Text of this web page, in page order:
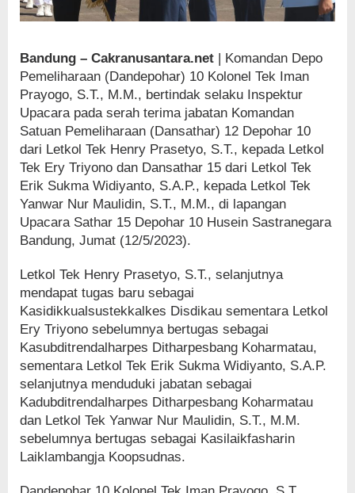
Bandung – Cakranusantara.net | Komandan Depo
Pemeliharaan (Dandepohar) 10 Kolonel Tek Iman
Prayogo, S.T., M.M., bertindak selaku Inspektur
Upacara pada serah terima jabatan Komandan
Satuan Pemeliharaan (Dansathar) 12 Depohar 10
dari Letkol Tek Henry Prasetyo, S.T., kepada Letkol
Tek Ery Triyono dan Dansathar 15 dari Letkol Tek
Erik Sukma Widiyanto, S.A.P., kepada Letkol Tek
Yanwar Nur Maulidin, S.T., M.M., di lapangan
Upacara Sathar 15 Depohar 10 Husein Sastranegara
Bandung, Jumat (12/5/2023).
Letkol Tek Henry Prasetyo, S.T., selanjutnya
mendapat tugas baru sebagai
Kasidikkualsustekkalkes Disdikau sementara Letkol
Ery Triyono sebelumnya bertugas sebagai
Kasubditrendalharpes Ditharpesbang Koharmatau,
sementara Letkol Tek Erik Sukma Widiyanto, S.A.P.
selanjutnya menduduki jabatan sebagai
Kadubditrendalharpes Ditharpesbang Koharmatau
dan Letkol Tek Yanwar Nur Maulidin, S.T., M.M.
sebelumnya bertugas sebagai Kasilaikfasharin
Laiklambangja Koopsudnas.